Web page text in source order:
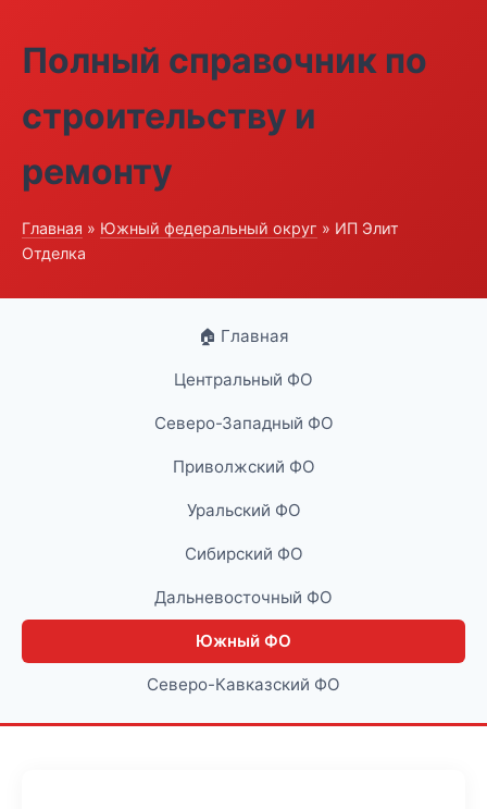
Полный справочник по
строительству и
ремонту
Главная » Южный федеральный округ » ИП Элит
Отделка
🏠 Главная
Центральный ФО
Северо-Западный ФО
Приволжский ФО
Уральский ФО
Сибирский ФО
Дальневосточный ФО
Южный ФО
Северо-Кавказский ФО